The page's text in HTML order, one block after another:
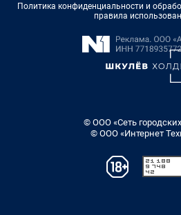
Политика конфиденциальности и
правила
© ООО «Сеть
© ООО «Интернет